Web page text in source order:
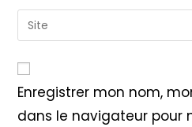
to
comment
email
address
Saisir
l’URL
votre
site
(facultatif)
Enregistrer mon nom,
dans le navigateur pour